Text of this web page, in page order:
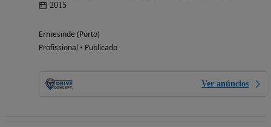
2015
Ermesinde (Porto)
Profissional • Publicado
Ver anúncios